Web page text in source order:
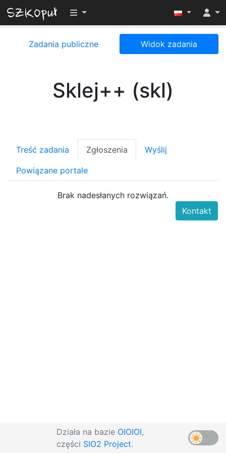
Przełącz widoczność menu
Zadania publiczne Widok zadania
Sklej++ (skl)
Treść zadania Zgłoszenia Wyślij
Powiązane portale
Brak nadesłanych rozwiązań.
Działa na bazie OIOIOI,
części SIO2 Project.
Kontakt